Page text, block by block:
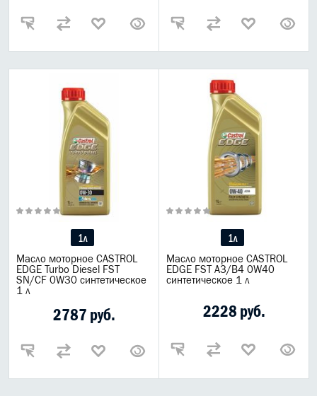
1л
Масло моторное CASTROL
EDGE Turbo Diesel FST
SN/CF 0W30 синтетическое
1 л
2787 руб.
1л
Масло моторное CASTROL
EDGE FST A3/B4 0W40
синтетическое 1 л
2228 руб.